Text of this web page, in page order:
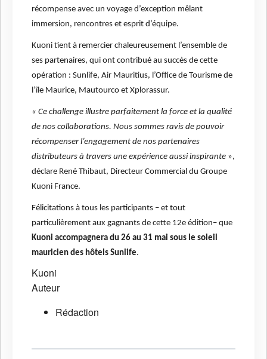
récompense avec un voyage d’exception mêlant
immersion, rencontres et esprit d’équipe.
Kuoni tient à remercier chaleureusement l’ensemble de
ses partenaires, qui ont contribué au succès de cette
opération : Sunlife, Air Mauritius, l’Office de Tourisme de
l’île Maurice, Mautourco et Xplorassur.
« Ce challenge illustre parfaitement la force et la qualité
de nos collaborations. Nous sommes ravis de pouvoir
récompenser l’engagement de nos partenaires
distributeurs à travers une expérience aussi inspirante »,
déclare René Thibaut, Directeur Commercial du Groupe
Kuoni France.
Félicitations à tous les participants – et tout
particulièrement aux gagnants de cette 12e édition– que
Kuoni accompagnera du 26 au 31 mai sous le soleil
mauricien des hôtels Sunlife.
Kuoni
Auteur
Rédaction